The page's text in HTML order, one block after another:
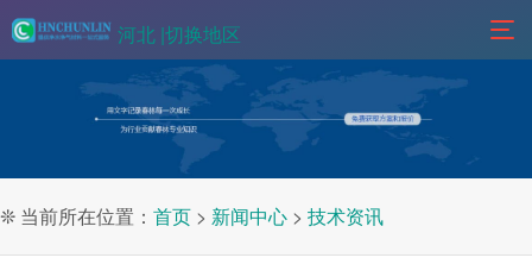
河北 |切换地区
❊ 当前所在位置： 首页 > 新闻中心 > 技术资讯